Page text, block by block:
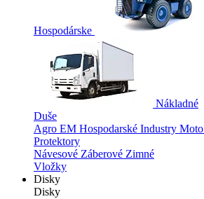
Hospodárske
Nákladné
Duše
Agro EM Hospodarské Industry Moto
Protektory
Návesové Záberové Zimné
Vložky
Disky
Disky